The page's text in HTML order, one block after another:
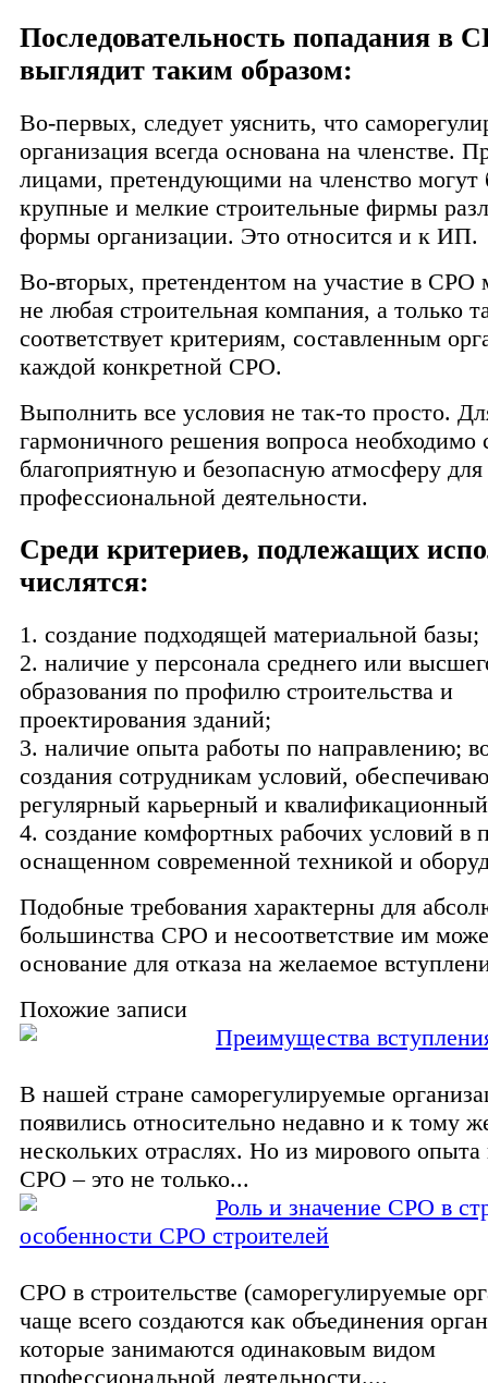
Последовательность попадания в
выглядит таким образом:
Во-первых, следует уяснить, что
организация всегда основана на членстве.
лицами, претендующими на членство могут
крупные и мелкие строительные фирмы
формы организации. Это относится и к ИП.
Во-вторых, претендентом на участие в СРО
не любая строительная компания, а только
соответствует критериям, составленным
каждой конкретной СРО.
Выполнить все условия не так-то просто.
гармоничного решения вопроса необходимо
благоприятную и безопасную атмосферу для
профессиональной деятельности.
Среди критериев, подлежащих
числятся:
1. создание подходящей материальной базы;
2. наличие у персонала среднего или
образования по профилю строительства и
проектирования зданий;
3. наличие опыта работы по направлению;
создания сотрудникам условий,
регулярный карьерный и
4. создание комфортных рабочих условий в
оснащенном современной техникой и
Подобные требования характерны для
большинства СРО и несоответствие им
основание для отказа на желаемое
Похожие записи
Преимущества
В нашей стране саморегулируемые
появились относительно недавно и к тому
нескольких отраслях. Но из мирового опыта
СРО – это не только...
Роль и значение СРО в
особенности СРО строителей
СРО в строительстве (саморегулируемые
чаще всего создаются как объединения
которые занимаются одинаковым видом
профессиональной деятельности....